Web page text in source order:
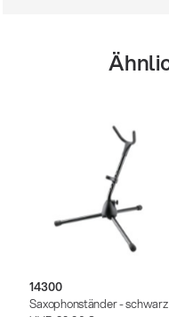
Gitarrenstuhl
14300
Saxophonständer - schwarz